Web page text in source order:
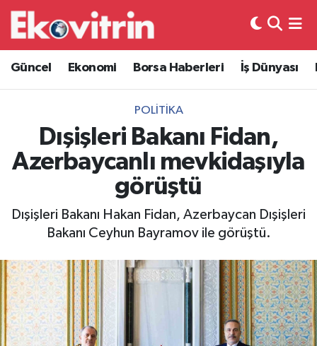
Güncel Ekonomi Borsa Haberleri İş Dünyası
POLITIKA
Dışişleri Bakanı Fidan,
Azerbaycanlı mevkidaşıyla
görüştü
Dışişleri Bakanı Hakan Fidan, Azerbaycan Dışişleri
Bakanı Ceyhun Bayramov ile görüştü.
Güncel
Ekonomi
Borsa Haberleri
İş Dünyası
Otovitrin
Asayiş
Magazin
Gayrimenkul
Hava Durumu
Trafik Durumu
Süper Lig Puan Durumu ve Fikstür
Tüm Manşetler
Son Dakika Haberleri
Haber Arşivi